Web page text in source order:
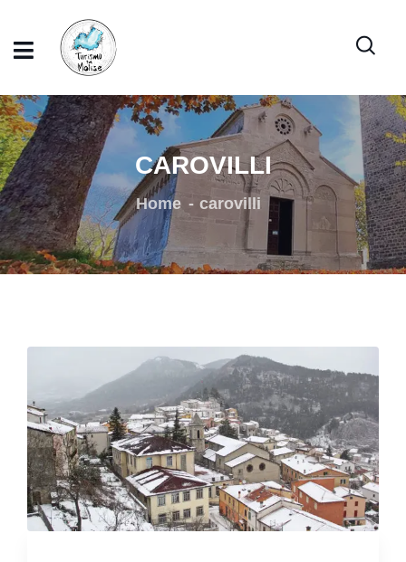
CAROVILLI
Home carovilli